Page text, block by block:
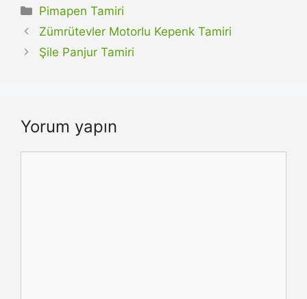
Kategoriler
Pimapen Tamiri
Zümrütevler Motorlu Kepenk Tamiri
Şile Panjur Tamiri
Yorum yapın